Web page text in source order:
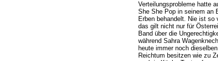
Verteilungsprobleme hatte
She She Pop in seinem an
Erben behandelt. Nie ist so
das gilt nicht nur für
Band über die
während Sahra
heute immer noch
Reichtum besitzen wie zu